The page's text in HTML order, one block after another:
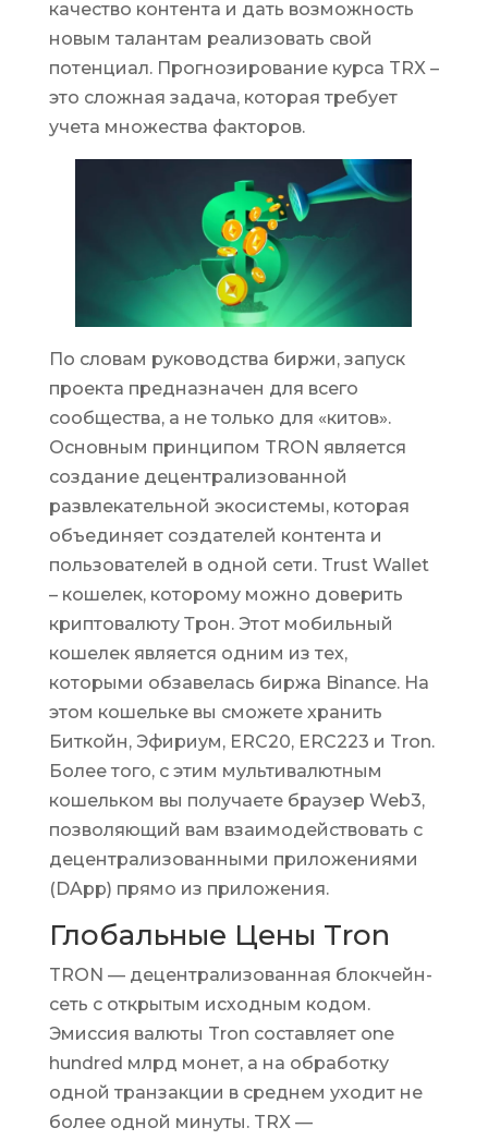
качество контента и дать возможность
новым талантам реализовать свой
потенциал. Прогнозирование курса TRX –
это сложная задача, которая требует
учета множества факторов.
По словам руководства биржи, запуск
проекта предназначен для всего
сообщества, а не только для «китов».
Основным принципом TRON является
создание децентрализованной
развлекательной экосистемы, которая
объединяет создателей контента и
пользователей в одной сети. Trust Wallet
– кошелек, которому можно доверить
криптовалюту Трон. Этот мобильный
кошелек является одним из тех,
которыми обзавелась биржа Binance. На
этом кошельке вы сможете хранить
Биткойн, Эфириум, ERC20, ERC223 и Tron.
Более того, с этим мультивалютным
кошельком вы получаете браузер Web3,
позволяющий вам взаимодействовать с
децентрализованными приложениями
(DApp) прямо из приложения.
Глобальные Цены Tron
TRON — децентрализованная блокчейн-
сеть с открытым исходным кодом.
Эмиссия валюты Tron составляет one
hundred млрд монет, а на обработку
одной транзакции в среднем уходит не
более одной минуты. TRX —